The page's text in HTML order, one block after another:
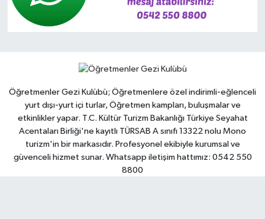
Öğretmenler Gezi Kulübü; Öğretmenlere özel indirimli-eğlenceli
yurt dışı-yurt içi turlar, Öğretmen kampları, buluşmalar ve
etkinlikler yapar. T.C. Kültür Turizm Bakanlığı Türkiye Seyahat
Acentaları Birliği'ne kayıtlı TÜRSAB A sınıfı 13322 nolu Mono
turizm'in bir markasıdır. Profesyonel ekibiyle kurumsal ve
güvenceli hizmet sunar. Whatsapp iletişim hattımız: 0542 550
8800